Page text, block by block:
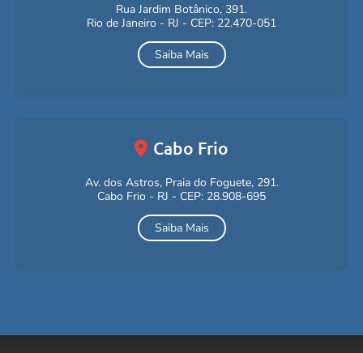
Rua Jardim Botânico, 391.
Rio de Janeiro - RJ - CEP: 22.470-051
Saiba Mais
Cabo Frio
Av. dos Astros, Praia do Foguete, 291.
Cabo Frio - RJ - CEP: 28.908-695
Saiba Mais